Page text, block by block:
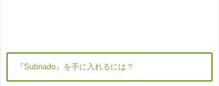
『Subnado』を手に入れるには？